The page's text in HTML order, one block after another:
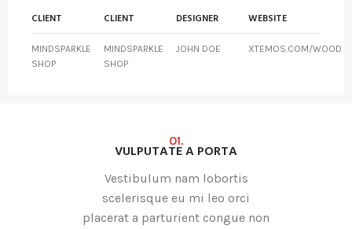
CLIENT
MINDSPARKLE
SHOP
CLIENT
MINDSPARKLE
SHOP
DESIGNER
JOHN DOE
WEBSITE
XTEMOS.COM/WOOD
01.
VULPUTATE A PORTA
Vestibulum nam lobortis
scelerisque eu mi leo orci
placerat a parturient congue non